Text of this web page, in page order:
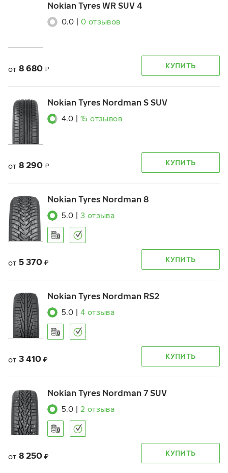
Nokian Tyres WR SUV 4
0.0 0 отзывов
от 8 680 ₽ КУПИТЬ
Nokian Tyres Nordman S SUV
4.0 15 отзывов
от 8 290 ₽ КУПИТЬ
Nokian Tyres Nordman 8
5.0 3 отзыва
от 5 370 ₽ КУПИТЬ
Nokian Tyres Nordman RS2
5.0 4 отзыва
от 3 410 ₽ КУПИТЬ
Nokian Tyres Nordman 7 SUV
5.0 2 отзыва
от 8 250 ₽ КУПИТЬ